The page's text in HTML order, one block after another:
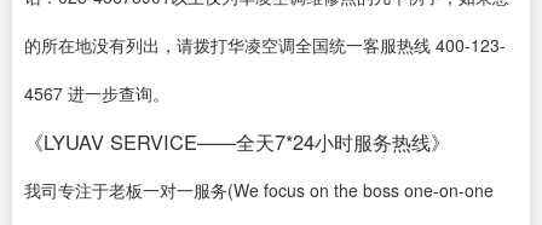
的所在地没有列出，请拨打华凌空调全国统一客服热线 400-123-
4567 进一步查询。
《LYUAV SERVICE——全天7*24小时服务热线》
我司专注于老板一对一服务(We focus on the boss one-on-one